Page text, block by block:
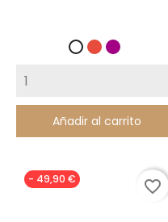
Blanco
RojoBuganvilla
Añadir al carrito
- 49,90 € favorite_border